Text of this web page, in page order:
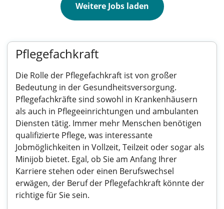
Weitere Jobs laden
Pflegefachkraft
Die Rolle der Pflegefachkraft ist von großer
Bedeutung in der Gesundheitsversorgung.
Pflegefachkräfte sind sowohl in Krankenhäusern
als auch in Pflegeeinrichtungen und ambulanten
Diensten tätig. Immer mehr Menschen benötigen
qualifizierte Pflege, was interessante
Jobmöglichkeiten in Vollzeit, Teilzeit oder sogar als
Minijob bietet. Egal, ob Sie am Anfang Ihrer
Karriere stehen oder einen Berufswechsel
erwägen, der Beruf der Pflegefachkraft könnte der
richtige für Sie sein.